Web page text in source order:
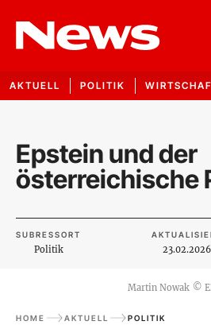
AKTUELL POLITIK
Epstein und der
österreichische
SUBRESSORT
Politik 23.02.2026
Martin Nowak ©
HOME AKTUELL POLITIK